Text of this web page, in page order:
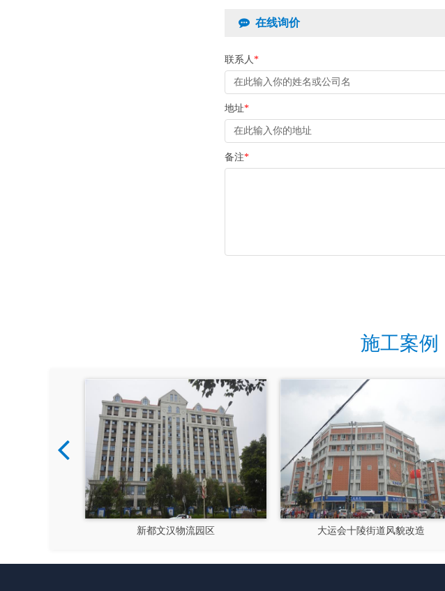
在线询价
联系人*
地址*
备注*
施工案例
新都文汉物流园区 大运会十陵街道风貌改造